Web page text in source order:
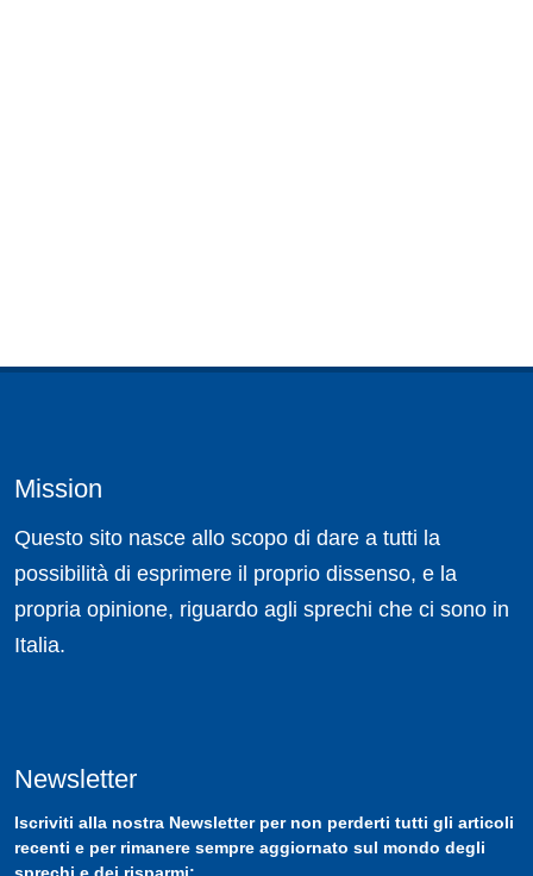
Mission
Questo sito nasce allo scopo di dare a tutti la
possibilità di esprimere il proprio dissenso, e la
propria opinione, riguardo agli sprechi che ci sono in
Italia.
Newsletter
Iscriviti alla nostra Newsletterper non perderti tutti gli articoli
recenti e per rimanere sempre aggiornato sul mondo degli